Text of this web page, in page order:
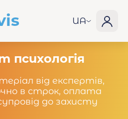
UA
психологія
від експертів,
в строк, оплата
до захисту